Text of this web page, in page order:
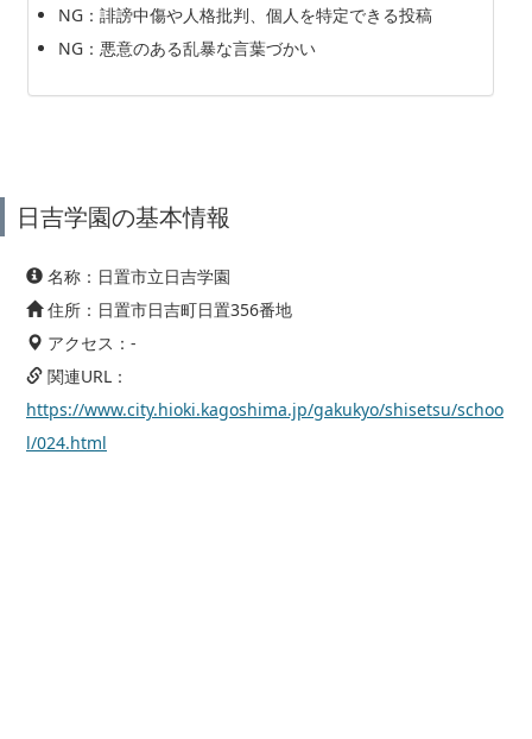
NG：誹謗中傷や人格批判、個人を特定できる投稿
NG：悪意のある乱暴な言葉づかい
日吉学園の基本情報
名称：日置市立日吉学園
住所：日置市日吉町日置356番地
アクセス：-
関連URL：
https://www.city.hioki.kagoshima.jp/gakukyo/shisetsu/schoo
l/024.html